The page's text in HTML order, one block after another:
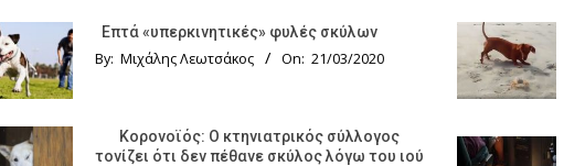
Επτά «υπερκινητικές» φυλές σκύλων
By: Μιχάλης Λεωτσάκος On: 21/03/2020
Κορονοϊός: Ο κτηνιατρικός σύλλογος
τονίζει ότι δεν πέθανε σκύλος λόγω του ιού